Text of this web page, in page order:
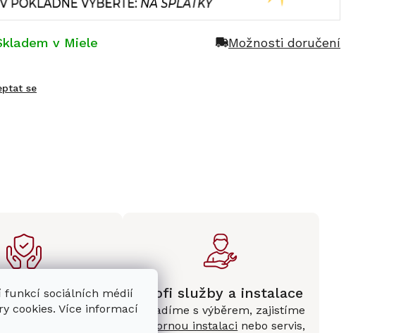
funkcí sociálních médií
cookies. Více informací
se
v Miele Možnosti doručení
prodejce
prodejce
Profi služby a instalace
Poradíme s výběrem, zajistíme
odbornou instalaci nebo servis,